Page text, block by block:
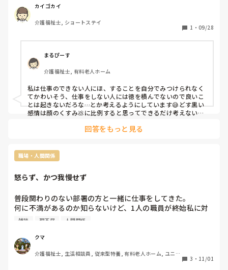
う。放っておけばいいのに、注意をしてしまう。
どんどん性格がきつくなって、自分が嫌になる。
カイゴカイ
介護福祉士, ショートステイ
1 ・ 09/28
まるぴーす
介護福祉士, 有料老人ホーム
私は仕事のできない人にほ、することを自分でみつけられなく
てかわいそう、仕事をしない人には徳を積んでないので良いこ
とは起きないだろな…とか考えるようにしています😅どす黒い
感情は顔のくすみ💩に比例すると思ってできるだけ考えないよ
回答をもっと見る
職場・人間関係
怒らず、かつ我慢せず
普段関わりのない部署の方と一緒に仕事をしてきた。
何に不満があるのか知らないけど、1人の職員が終始私に対
してだけ態度や口調が最悪だった。初対面なのに。
ことで、下に見てたのかもしれない。
20代の私なら萎縮して、自分の落ち度かもしれない…と悩ん
雑談 理不尽 人間関係
クマ
介護福祉士, 生活相談員, 従来型特養, 有料老人ホーム, ユニッ
3 ・ 11/01